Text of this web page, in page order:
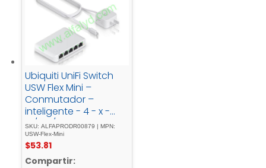
Ubiquiti UniFi Switch
USW Flex Mini –
Conmutador –
inteligente - 4 - x -
10/100/1000 - + - 1 - x -
10/100/1000 -
(PoE+)sobremesaPoE
+
SKU: ALFAPRODR00879 | MPN:
USW-Flex-Mini
$53.81
Compartir: